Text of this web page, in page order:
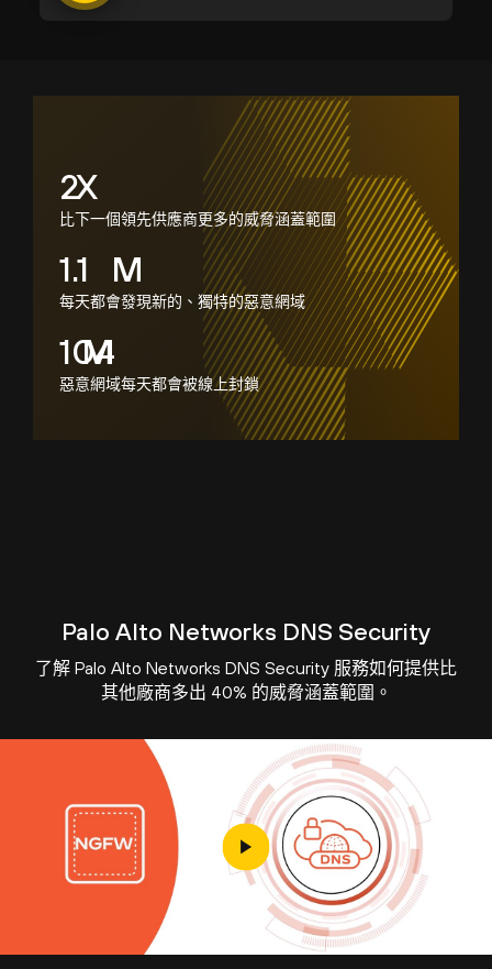
2X
比下一個領先供應商更多的威脅涵蓋範圍
1.5 M
每天都會發現新的、獨特的惡意網域
152
M
惡意網域每天都會被線上封鎖
Palo Alto Networks DNS Security
了解 Palo Alto Networks DNS Security 服務如何提供比
其他廠商多出 40% 的威脅涵蓋範圍。